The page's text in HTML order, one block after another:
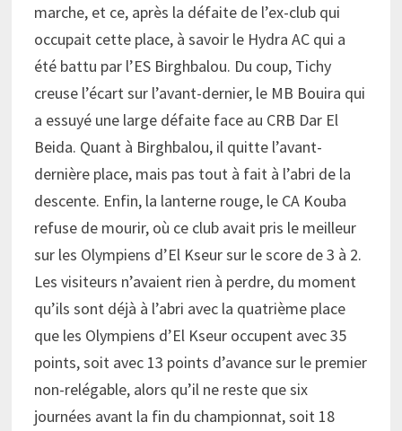
marche, et ce, après la défaite de l’ex-club qui
occupait cette place, à savoir le Hydra AC qui a
été battu par l’ES Birghbalou. Du coup, Tichy
creuse l’écart sur l’avant-dernier, le MB Bouira qui
a essuyé une large défaite face au CRB Dar El
Beida. Quant à Birghbalou, il quitte l’avant-
dernière place, mais pas tout à fait à l’abri de la
descente. Enfin, la lanterne rouge, le CA Kouba
refuse de mourir, où ce club avait pris le meilleur
sur les Olympiens d’El Kseur sur le score de 3 à 2.
Les visiteurs n’avaient rien à perdre, du moment
qu’ils sont déjà à l’abri avec la quatrième place
que les Olympiens d’El Kseur occupent avec 35
points, soit avec 13 points d’avance sur le premier
non-relégable, alors qu’il ne reste que six
journées avant la fin du championnat, soit 18